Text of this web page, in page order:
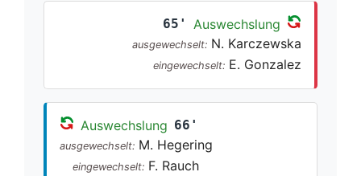
65' Auswechslung
ausgewechselt: N. Karczewska
eingewechselt: E. Gonzalez
Auswechslung 66'
ausgewechselt: M. Hegering
eingewechselt: F. Rauch